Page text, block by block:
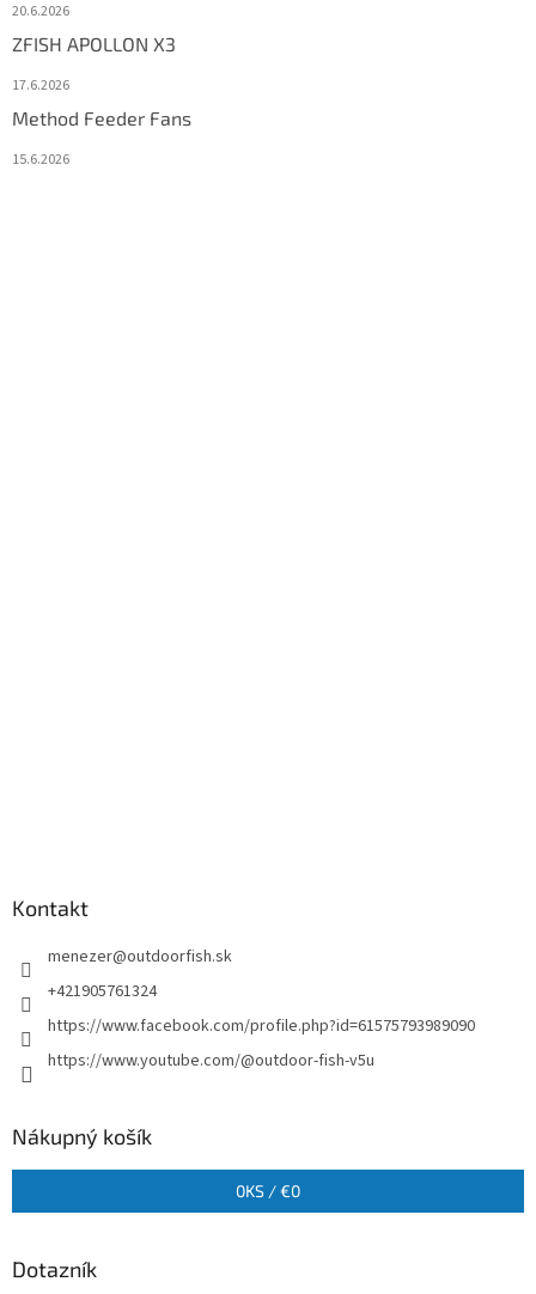
20.6.2026
ZFISH APOLLON X3
17.6.2026
Method Feeder Fans
15.6.2026
Kontakt
menezer@outdoorfish.sk
+421905761324
https://www.facebook.com/profile.php?id=61575793989090
https://www.youtube.com/@outdoor-fish-v5u
Nákupný košík
0KS /€0
Dotazník